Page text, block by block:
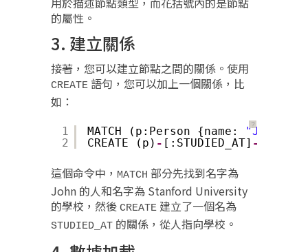
的屬性。
3. 建立關係
接著，您可以建立節點之間的關係。使用
CREATE 語句，您可以加上一個關係，比
如：
？
1
2
MATCH (p:Person {name: "John"
CREATE (p) - [:STUDIED_AT] -
這個命令中， MATCH 部分先找到名字為
John 的人和名字為 Stanford University
的學校，然後 CREATE 建立了一個名為
STUDIED_AT 的關係，從人指向學校。